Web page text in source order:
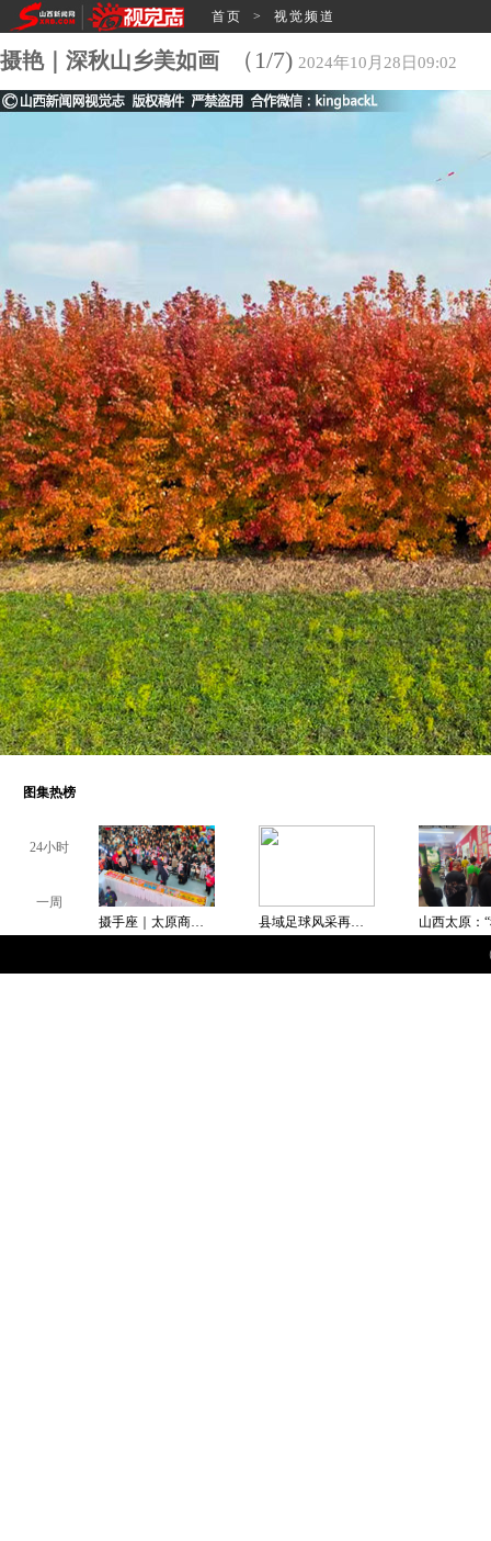
首页 > 视觉频道
摄艳｜‌深秋山乡美如画 （1/7) 2024年10月28日09:02
图集热榜
24小时
一周
摄手座｜太原商场现6米巨型蛋糕
县域足球风采再现 山西总决赛汇聚400名足球健儿